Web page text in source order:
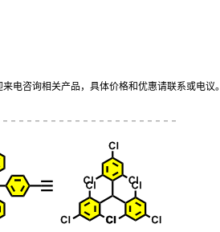
电咨询相关产品，具体价格和优惠请联系或电议。